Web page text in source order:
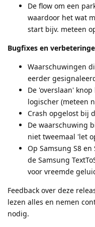
De flow om een
waardoor het wat
start bijv. meteen
Bugfixes en
Waarschuwingen
eerder
De 'overslaan'
logischer (meteen
Crash opgelost bij
De waarschuwing
niet tweemaal 'let
Op Samsung S8
de Samsung
voor vreemde
Feedback over deze
lezen alles en nemen
nodig.